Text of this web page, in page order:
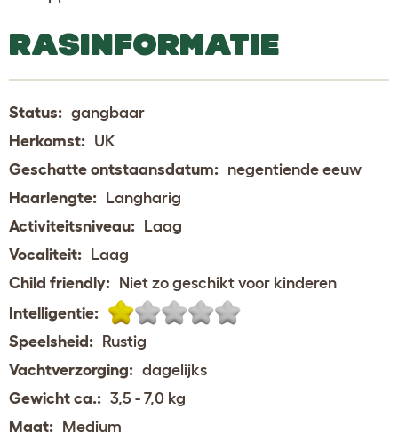
RASINFORMATIE
Status: gangbaar
Herkomst: UK
Geschatte ontstaansdatum: negentiende eeuw
Haarlengte: Langharig
Activiteitsniveau: Laag
Vocaliteit: Laag
Child friendly: Niet zo geschikt voor kinderen
Intelligentie:
Speelsheid: Rustig
Vachtverzorging: dagelijks
Gewicht ca.: 3,5 - 7,0 kg
Maat: Medium